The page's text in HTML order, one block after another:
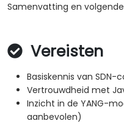
Samenvatting en
Vereisten
Basiskennis van SDN-
Vertrouwdheid met
Inzicht in de YANG-
aanbevolen)